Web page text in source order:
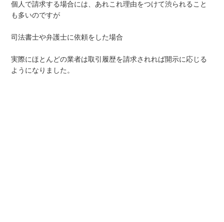
個人で請求する場合には、あれこれ理由をつけて渋られること
も多いのですが
司法書士や弁護士に依頼をした場合
実際にほとんどの業者は取引履歴を請求されれば開示に応じる
ようになりました。